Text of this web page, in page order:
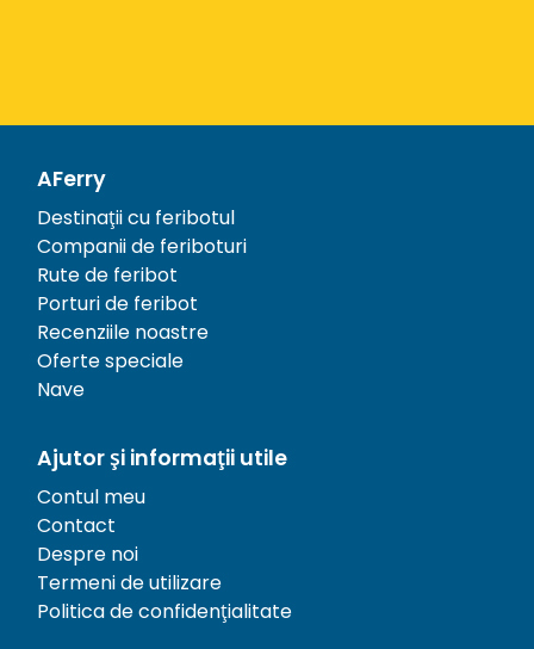
AFerry
Destinații cu feribotul
Companii de feriboturi
Rute de feribot
Porturi de feribot
Recenziile noastre
Oferte speciale
Nave
Ajutor și informații utile
Contul meu
Contact
Despre noi
Termeni de utilizare
Politica de confidențialitate